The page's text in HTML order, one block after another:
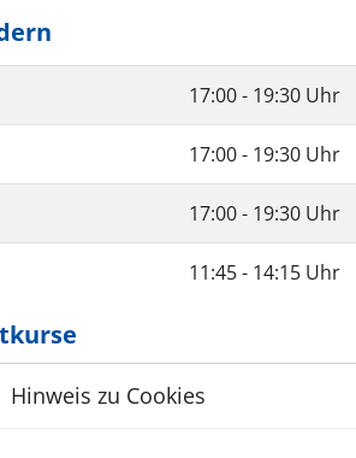
17:00 - 19:30 Uhr
17:00 - 19:30 Uhr
17:00 - 19:30 Uhr
11:45 - 14:15 Uhr
auszuprobieren, sollte bitte
Hinweis zu Cookies